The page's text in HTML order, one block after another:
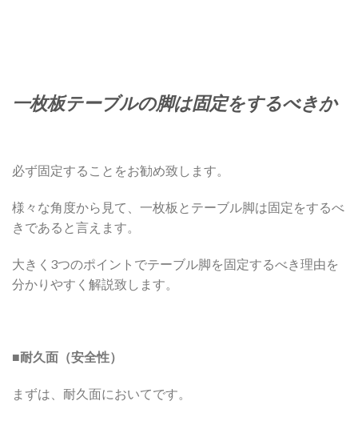
一枚板テーブルの脚は固定をするべきか
必ず固定することをお勧め致します。
様々な角度から見て、一枚板とテーブル脚は固定をするべ
きであると言えます。
大きく3つのポイントでテーブル脚を固定するべき理由を
分かりやすく解説致します。
■耐久面（安全性）
まずは、耐久面においてです。